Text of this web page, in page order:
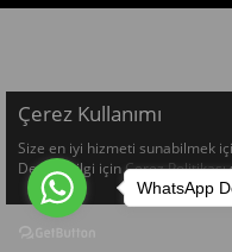
Çerez Kullanımı
Size en iyi hizmeti sunabilmek
Detaylı bilgi içinÇerez Politikası
WhatsApp